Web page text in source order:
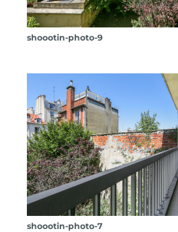
shoootin-photo-9
shoootin-photo-7